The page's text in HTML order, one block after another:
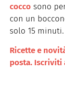
cocco sono
con un
solo 15 minuti.
Ricette e
posta. Iscriviti